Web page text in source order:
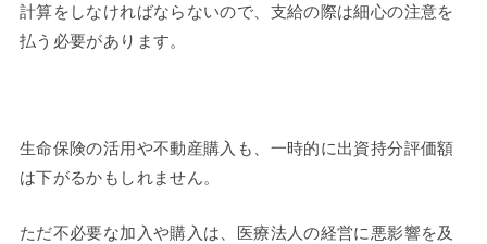
計算をしなければならないので、支給の際は細心の注意を
払う必要があります。
生命保険の活用や不動産購入も、一時的に出資持分評価額
は下がるかもしれません。
ただ不必要な加入や購入は、医療法人の経営に悪影響を及